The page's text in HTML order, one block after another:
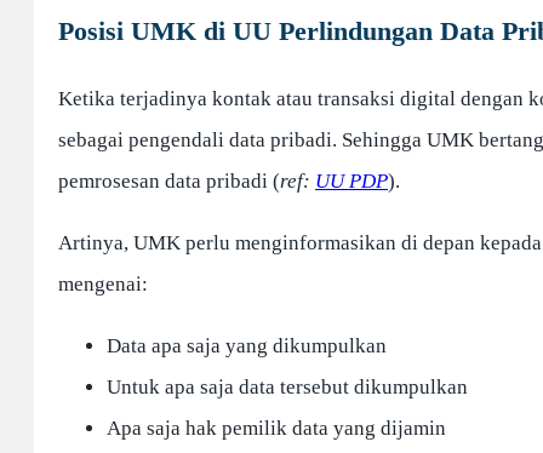
Posisi UMK di UU Perlindungan Data
Ketika terjadinya kontak atau transaksi digital dengan
sebagai pengendali data pribadi. Sehingga UMK
pemrosesan data pribadi (ref: UU PDP).
Artinya, UMK perlu menginformasikan di depan
mengenai:
Data apa saja yang dikumpulkan
Untuk apa saja data tersebut dikumpulkan
Apa saja hak pemilik data yang dijamin